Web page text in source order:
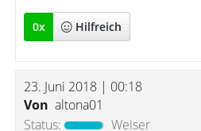
0x Hilfreich
23. Juni 2018 | 00:18
Von altona01
Status:
Weiser